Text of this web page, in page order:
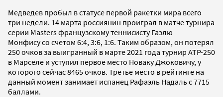
Медведев пробыл в статусе первой ракетки мира всего
три недели. 14 марта россиянин проиграл в матче турнира
серии Masters французскому теннисисту Гаэлю
Монфису со счетом 6:4, 3:6, 1:6. Таким образом, он потерял
250 очков за выигранный в марте 2021 года турнир ATP-250
в Марселе и уступил первое место Новаку Джоковичу, у
которого сейчас 8465 очков. Третье место в рейтинге на
данный момент занимает испанец Рафаэль Надаль с 7715
баллами.